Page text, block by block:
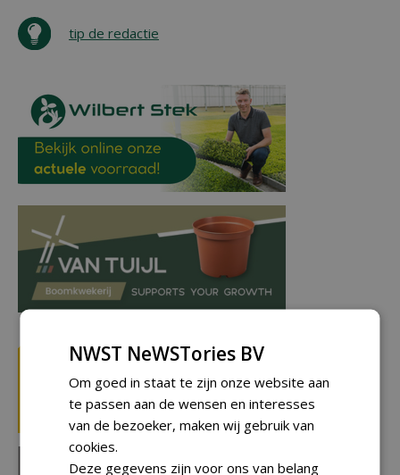
tip de redactie
NWST NeWSTories BV
Om goed in staat te zijn onze website aan
te passen aan de wensen en interesses
van de bezoeker, maken wij gebruik van
cookies.
Deze gegevens zijn voor ons van belang